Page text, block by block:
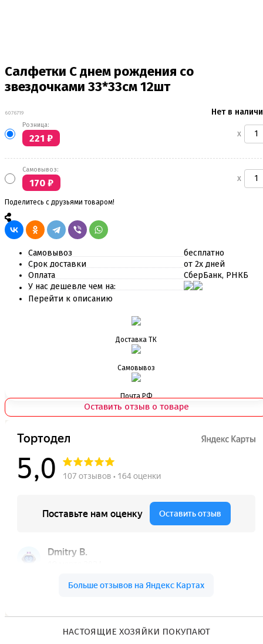
Салфетки С днем рождения со
звездочками 33*33см 12шт
6076719 Нет в
Розница:
221 ₽ x
Самовывоз:
170 ₽ x
Поделитесь с друзьями товаром!
Самовывоз
бесплатно
Срок доставки
от 2х дней
Оплата
СберБанк, РНКБ
У нас дешевле чем на:
Перейти к описанию
Доставка ТК
Самовывоз
Почта РФ
Оставить отзыв о товаре
НАСТОЯЩИЕ ХОЗЯЙКИ ПОКУПАЮТ